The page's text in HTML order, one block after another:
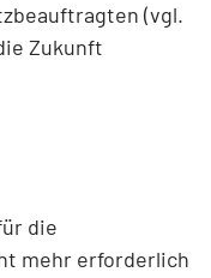
(vgl.
Zukunft
die
mehr erforderlich